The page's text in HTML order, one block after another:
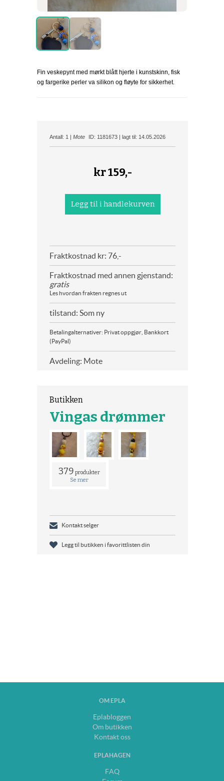
Fin veskepynt med mørkt blått hjerte i kunstskinn, fisk
og fargerike perler va silikon og fløyte for sikkerhet.
Antall: 1 | Mote ID: 1181673 | lagt til: 14.05.2026
kr159,-
Fraktkostnad kr: 76,-
Fraktkostnad med annen gjenstand:
gratis
Les hvordan frakten regnes ut
tilstand: Som ny
Betalingalternativer: Privat oppgjør, Bankkort
(PayPal)
Avdeling: Mote
Butikken
Vingas drømmer
379 produkter
Se mer
Kontakt selger
Legg til butikken i favorittlisten din
OM EPLA
Eplabloggen
Om butikken
Kontakt oss
EPLAHAGEN
FAQ